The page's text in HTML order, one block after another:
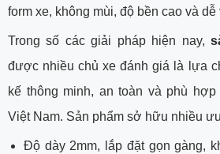
form xe, không mùi, độ bền cao và dễ
Trong số các giải pháp hiện nay,
được nhiều chủ xe đánh giá là lựa
kế thông minh, an toàn và phù
Việt Nam. Sản phẩm sở hữu nhiều
Độ dày 2mm, lắp đặt gọn gàng,